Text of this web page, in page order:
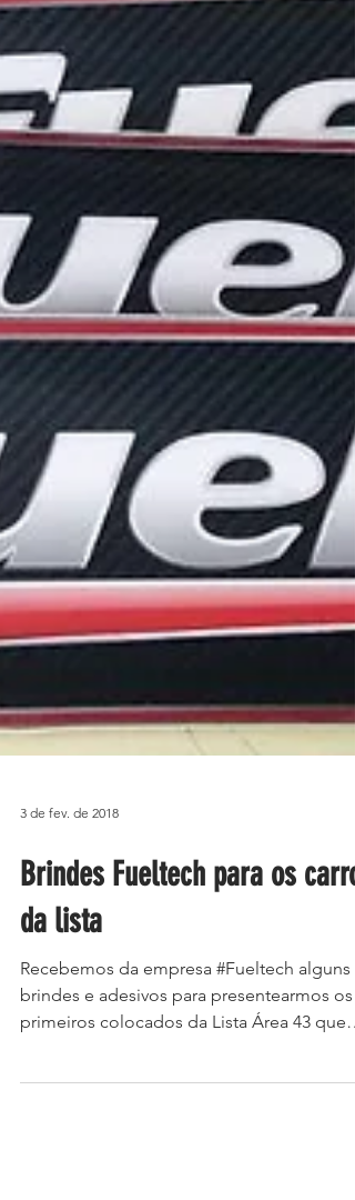
Brindes Fueltech para os carros
da lista
Recebemos da empresa #Fueltech alguns
brindes e adesivos para presentearmos os
usam produtos da...